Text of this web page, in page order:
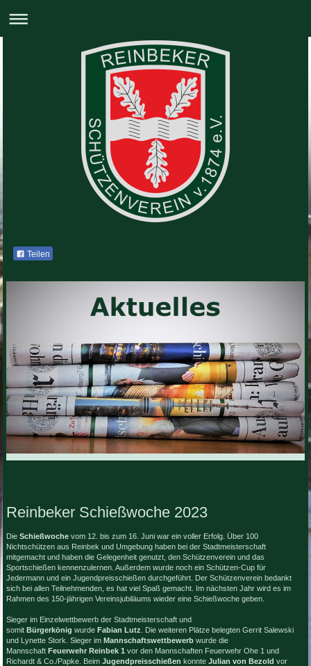
Teilen
Reinbeker Schießwoche 2023
Die Schießwochevom 12. bis zum 16. Juni war ein voller Erfolg. Über 100
Nichtschützen aus Reinbek und Umgebung haben bei der Stadtmeisterschaft
mitgemacht und haben die Gelegenheit genutzt, den Schützenverein und das
Sportschießen kennenzulernen. Außerdem wurde noch ein Schützen-Cup für
Jedermann und ein Jugendpreisschießen durchgeführt. Der Schützenverein bedankt
sich bei allen Teilnehmenden, es hat viel Spaß gemacht. Im nächsten Jahr wird es im
Rahmen des 150-jährigen Vereinsjubiläums wieder eine Schießwoche geben.
Sieger im Einzelwettbewerb der Stadtmeisterschaft und
somit Bürgerkönig wurde Fabian Lutz . Die weiteren Plätze belegten Gerrit Salewski
und Lynette Stork. Sieger im Mannschaftswettbewerbwurde die
Mannschaft Feuerwehr Reinbek 1 vor den Mannschaften Feuerwehr Ohe 1 und
Richardt & Co./Papke. Beim Jugendpreisschießen konnte Julian von Bezold vor